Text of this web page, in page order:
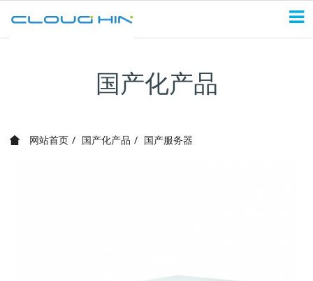
国产化产品
网站首页 国产化产品 国产服务器